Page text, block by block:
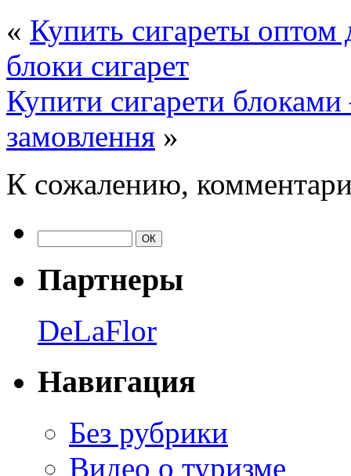
« Купить сигареты
блоки сигарет
Купити сигарети
замовлення »
К сожалению,
Партнеры
DeLaFlor
Навигация
Без рубрики
Видео о туризме